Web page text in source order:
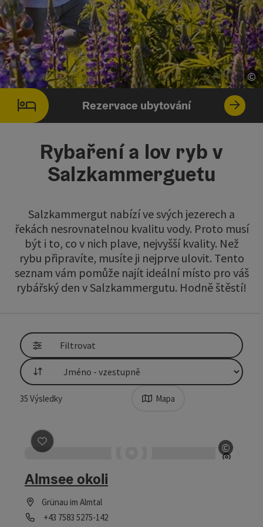
©
Rezervace ubytování
Rybaření a lov ryb v
Salzkammerguetu
Salzkammergut nabízí ve svých jezerech a
řekách nesrovnatelnou kvalitu vody. Proto musí
být i to, co v nich plave, nejvyšší kvality. Než
rybu připravíte, musíte ji nejprve ulovit. Tento
seznam vám pomůže najít ideální místo pro váš
rybářský den v Salzkammergutu. Hodně štěstí!
Filtrovat
Třídění
35 Výsledky Mapa
©
otevřít
Označit příspěvek
Almsee okoli
Grünau im Almtal
telefon
+43 7583 5275-142